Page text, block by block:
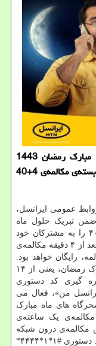
الف دانلود: ایرانسل هدایای خود برای ماه مبارک رمضان 1443
هجری قمری را اعلام نمود. این هدایا، شامل بسته‌ی مکالمه‌ی 4+40
عمومی ایرانسل،
ضمن تبریک حلول ماه
مبارک رمضان، بسته‌ی مکالمه‌ی هدیه‌ی ۴+۴۰ را به مشترکان خود
عرضه نموده است. با فعال سازی این بسته، بعد از ۴ دقیقه مکالمه‌ی
بعدی مکالمه، رایگان خواهد بود.
این بسته‌ی هدیه‌ی مکالمه، در طول ماه مبارک رمضان، یعنی از ۱۴
۱۴۰۱، با شماره گیری کد دستوری
«ایرانسل من»، فعال می
های ماه مبارک
بسته‌ی مکالمه‌ی یک ساعته‌ی
مکالمه‌ی درون شبکه
ای است و فعال سازی آن، با شماره گیری کد دستوری #۱*۱*۴۴۴۴*